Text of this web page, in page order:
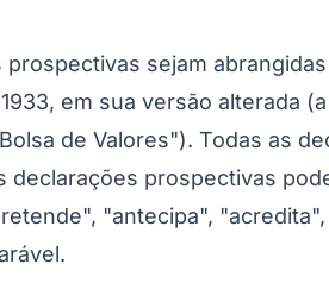
sejam
em sua versão alterada
de Valores"). Todas as
prospectivas
"antecipa",